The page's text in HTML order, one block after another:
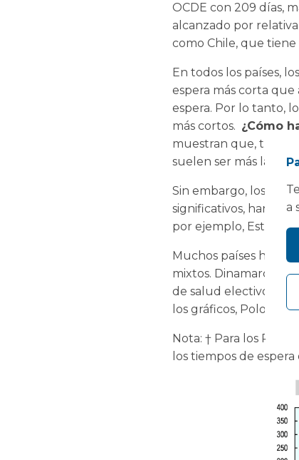
OCDE con 209 días,
alcanzado por
como Chile, que tiene
En todos los países,
espera más corta
espera. Por lo tanto,
más cortos. ¿Cómo
muestran que, tras
suelen ser más
Sin embargo, los
significativos, han
por ejemplo, Estonia
Muchos países han
mixtos. Dinamarca,
de salud electivos y
los gráficos, Polonia
Nota: † Para los
los tiempos de
a